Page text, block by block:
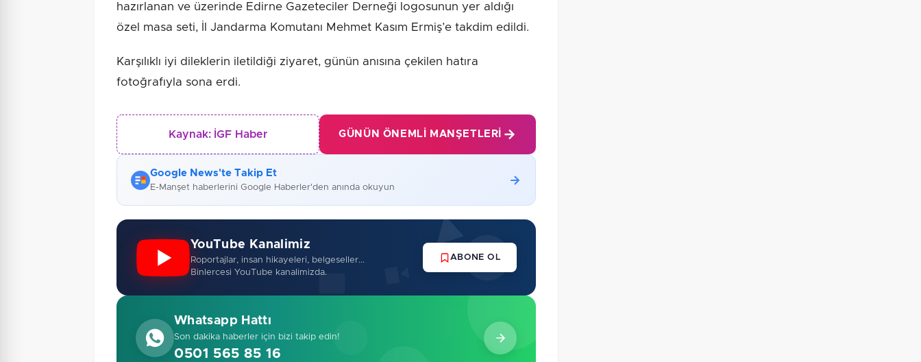
hazırlanan ve üzerinde Edirne Gazeteciler Derneği logosunun yer aldığı
özel masa seti, İl Jandarma Komutanı Mehmet Kasım Ermiş’e takdim edildi.
Karşılıklı iyi dileklerin iletildiği ziyaret, günün anısına çekilen hatıra
fotoğrafıyla sona erdi.
Kaynak: İGF Haber GÜNÜN ÖNEMLI MANŞETLERI
Google News'te Takip Et
E-Manşet haberlerini Google Haberler'den anında okuyun
YouTube Kanalimiz
Roportajlar, insan hikayeleri, belgeseller...
Binlercesi YouTube kanalimizda.
ABONE OL
Whatsapp Hattı
Son dakika haberler için bizi takip edin!
0501 565 85 16